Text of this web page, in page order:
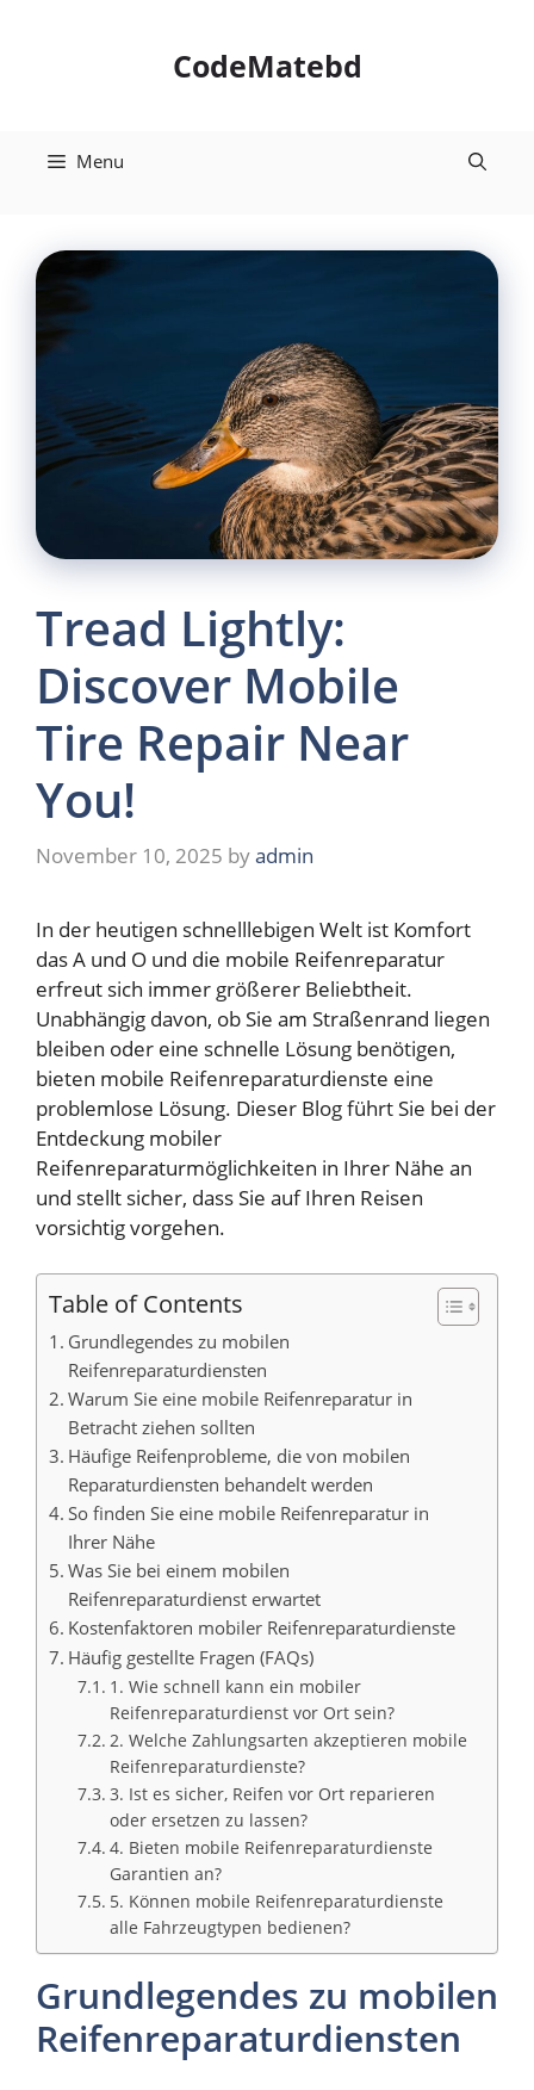
CodeMatebd
Menu
Tread Lightly:
Discover Mobile
Tire Repair Near
You!
November 10, 2025 byadmin
In der heutigen schnelllebigen Welt ist Komfort
das A und O und die mobile Reifenreparatur
erfreut sich immer größerer Beliebtheit.
Unabhängig davon, ob Sie am Straßenrand liegen
bleiben oder eine schnelle Lösung benötigen,
bieten mobile Reifenreparaturdienste eine
problemlose Lösung. Dieser Blog führt Sie bei der
Entdeckung mobiler
Reifenreparaturmöglichkeiten in Ihrer Nähe an
und stellt sicher, dass Sie auf Ihren Reisen
vorsichtig vorgehen.
Table of Contents
Grundlegendes zu mobilen
Reifenreparaturdiensten
Warum Sie eine mobile Reifenreparatur in
Betracht ziehen sollten
Häufige Reifenprobleme, die von mobilen
Reparaturdiensten behandelt werden
So finden Sie eine mobile Reifenreparatur in
Ihrer Nähe
Was Sie bei einem mobilen
Reifenreparaturdienst erwartet
Kostenfaktoren mobiler Reifenreparaturdienste
Häufig gestellte Fragen (FAQs)
1. Wie schnell kann ein mobiler
Reifenreparaturdienst vor Ort sein?
2. Welche Zahlungsarten akzeptieren mobile
Reifenreparaturdienste?
3. Ist es sicher, Reifen vor Ort reparieren
oder ersetzen zu lassen?
4. Bieten mobile Reifenreparaturdienste
Garantien an?
5. Können mobile Reifenreparaturdienste
alle Fahrzeugtypen bedienen?
Grundlegendes zu mobilen
Reifenreparaturdiensten